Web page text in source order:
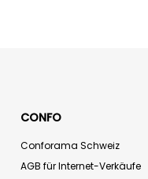
CONFO
Conforama Schweiz
AGB für Internet-Verkäufe